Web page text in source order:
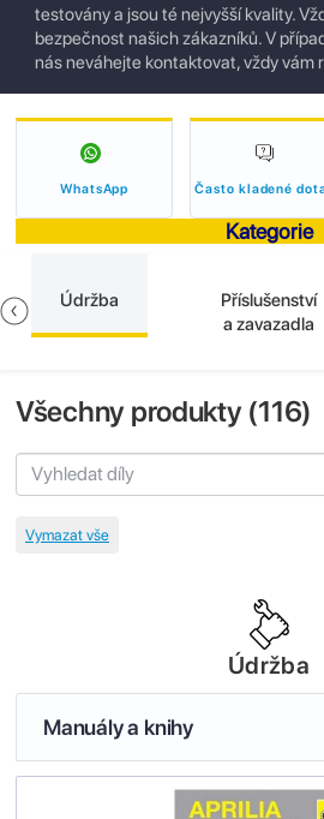
testovány a jsou té nejvyšší kvality.
bezpečnost našich zákazníků. V
nás neváhejte kontaktovat, vždy vám
WhatsApp Často kladené
Kategorie
Údržba
Příslušenství
a zavazadla
Všechny produkty (116)
Údržba
Manuály a knihy